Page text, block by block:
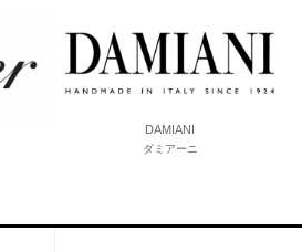
DAMIANI
ダミアーニ